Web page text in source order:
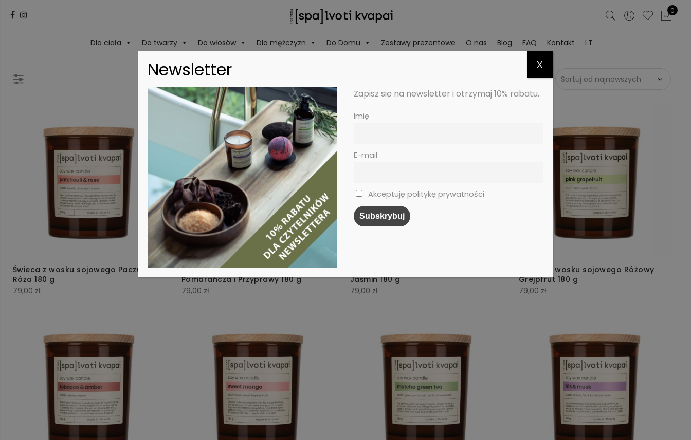
0
Dla ciała Do twarzy Do włosów Dla mężczyzn Do Domu Zestawy prezentowe O nas Blog FAQ Kontakt LT
Świeca z wosku sojowego Paczula i
Róża 180 g
79,00 zł
Świeca z wosku sojowego
Pomarańcza i Przyprawy 180 g
79,00 zł
Jaśmin 180 g
79,00 zł
Świeca z wosku sojowego Różowy
Grejpfrut 180 g
79,00 zł
Newsletter
Zapisz się na newsletter i otrzymaj 10% rabatu.
Imię
E-mail
Akceptuję politykę prywatności
X